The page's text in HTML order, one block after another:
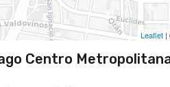
Leaflet |
Centro